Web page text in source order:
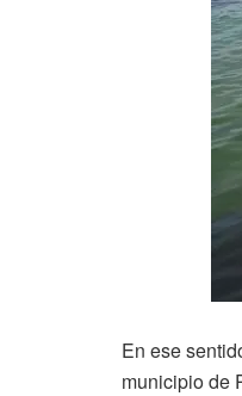
En ese
municipio de